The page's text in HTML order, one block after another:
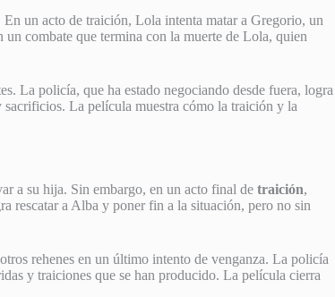
un acto de traición, Lola intenta matar a Gregorio, un
combate que termina con la muerte de Lola, quien
La policía, que ha estado negociando desde fuera, logra
sacrificios. La película muestra cómo la traición y la
a su hija. Sin embargo, en un acto final de traición,
rescatar a Alba y poner fin a la situación, pero no sin
rehenes en un último intento de venganza. La policía
y traiciones que se han producido. La película cierra